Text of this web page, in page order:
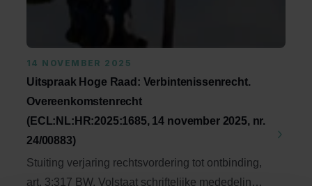
14 NOVEMBER 2025
Uitspraak Hoge Raad: Verbintenissenrecht.
Overeenkomstenrecht
(ECL:NL:HR:2025:1685, 14 november 2025, nr.
24/00883)
Stuiting verjaring rechtsvordering tot ontbinding,
art. 3:317 BW. Volstaat schriftelijke mededeling